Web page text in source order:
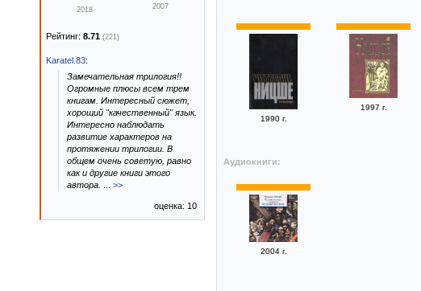
1990 г.
1997 г.
Аудиокниги:
2004 г.
2018 2007
Рейтинг: 8.71 (221)
Karatel.83:
Замечательная трилогия!!
Огромные плюсы всем трем
книгам. Интересный сюжет,
хороший "качественный" язык.
Интересно наблюдать
развитие характеров на
протяжении трилогии. В
общем очень советую, равно
как и другие книги этого
автора.
>>
оценка: 10